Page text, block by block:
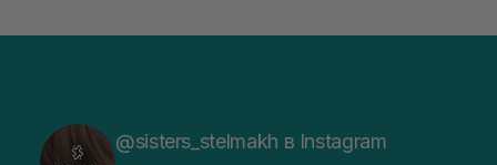
@sisters_stelmakh в Instagram